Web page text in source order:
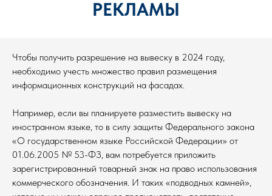
РЕКЛАМЫ
Чтобы получить разрешение на вывеску в 2024 году,
необходимо учесть множество правил размещения
информационных конструкций на фасадах.
Например, если вы планируете разместить вывеску на
иностранном языке, то в силу защиты Федерального закона
«О государственном языке Российской Федерации» от
01.06.2005 № 53-ФЗ, вам потребуется приложить
зарегистрированный товарный знак на право использования
коммерческого обозначения. И таких «подводных камней»,